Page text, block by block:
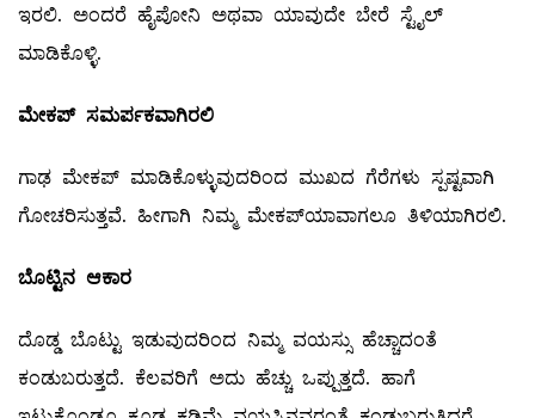
‌ಇರಲಿ. ಅಂದರೆ ಹೈಪೋನಿ ಅಥವಾ ಯಾವುದೇ ಬೇರೆ ಸ್ಟೈಲ್
ಮಾಡಿಕೊಳ್ಳಿ.
ಮೇಕಪ್‌ ಸಮರ್ಪಕವಾಗಿರಲಿ
ಗಾಢ ಮೇಕಪ್‌ ಮಾಡಿಕೊಳ್ಳುವುದರಿಂದ ಮುಖದ ಗೆರೆಗಳು ಸ್ಪಷ್ಟವಾಗಿ
ಗೋಚರಿಸುತ್ತವೆ. ಹೀಗಾಗಿ ನಿಮ್ಮ ಮೇಕಪ್‌ಯಾವಾಗಲೂ ತಿಳಿಯಾಗಿರಲಿ.
ಬೊಟ್ಟಿನ ಆಕಾರ
ದೊಡ್ಡ ಬೊಟ್ಟು ಇಡುವುದರಿಂದ ನಿಮ್ಮ ವಯಸ್ಸು ಹೆಚ್ಚಾದಂತೆ
ಕಂಡುಬರುತ್ತದೆ. ಕೆಲವರಿಗೆ ಅದು ಹೆಚ್ಚು ಒಪ್ಪುತ್ತದೆ. ಹಾಗೆ